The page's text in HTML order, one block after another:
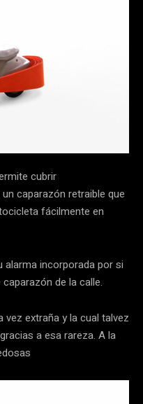
cubrir
caparazón retraible que
fácilmente en
alarma incorporada por si
de la calle.
vez extraña y la cual talvez
a esa rareza. A la